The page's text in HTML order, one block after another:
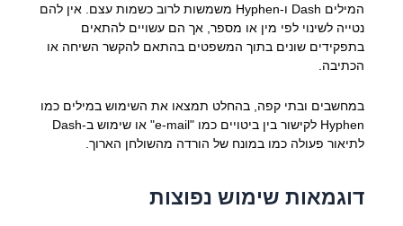
המילים Dash ו-Hyphen משמשות לרוב כשמות עצם. אין להם
נטייה לשינוי לפי מין או מספר, אך הם עשויים להתאים
בתפקידים שונים בתוך המשפטים בהתאם להקשר השיחה או
הכתיבה.
במחשבים ובתי קפה, בהחלט תמצאו את השימוש במילים כמו
Hyphen לקישור בין ביטויים כמו "e-mail" או שימוש ב-Dash
לתיאור פעולה כמו במונח של הורדה מהשולחן הארוך.
דוגמאות שימוש נפוצות